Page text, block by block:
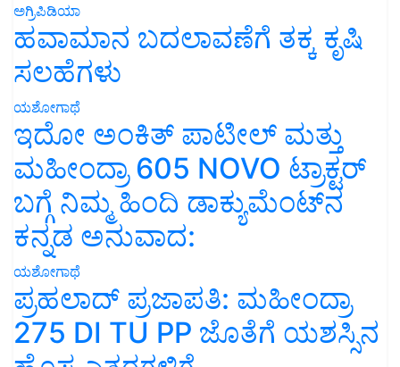
ಅಗ್ರಿಪಿಡಿಯಾ
ಹವಾಮಾನ ಬದಲಾವಣೆಗೆ ತಕ್ಕ ಕೃಷಿ
ಸಲಹೆಗಳು
ಯಶೋಗಾಥೆ
ಇದೋ ಅಂಕಿತ್ ಪಾಟೀಲ್ ಮತ್ತು
ಮಹೀಂದ್ರಾ 605 NOVO ಟ್ರಾಕ್ಟರ್
ಬಗ್ಗೆ ನಿಮ್ಮ ಹಿಂದಿ ಡಾಕ್ಯುಮೆಂಟ್‌ನ
ಕನ್ನಡ ಅನುವಾದ:
ಯಶೋಗಾಥೆ
ಪ್ರಹಲಾದ್ ಪ್ರಜಾಪತಿ: ಮಹೀಂದ್ರಾ
275 DI TU PP ಜೊತೆಗೆ ಯಶಸ್ಸಿನ